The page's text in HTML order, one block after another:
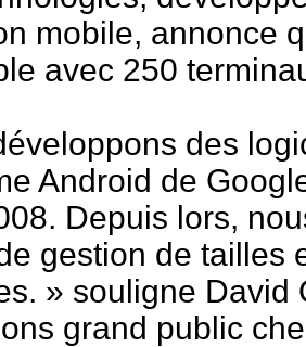
mobile, annonce
avec 250
des
Android de
Depuis lors,
gestion de tailles
» souligne
grand public